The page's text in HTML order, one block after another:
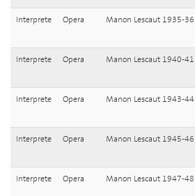
Interprete Opera Manon Lescaut 1935-36
Interprete Opera Manon Lescaut 1940-41
Interprete Opera Manon Lescaut 1943-44
Interprete Opera Manon Lescaut 1945-46
Interprete Opera Manon Lescaut 1947-48